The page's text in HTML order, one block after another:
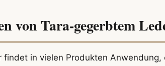
von Tara-gegerbtem
in vielen Produkten